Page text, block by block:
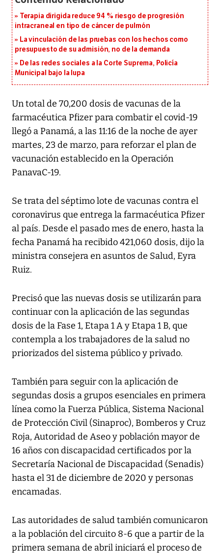
Terapia dirigida reduce 94 % riesgo de progresión
intracraneal en tipo de cáncer de pulmón
La vinculación de las pruebas con los hechos como
presupuesto de su admisión, no de la demanda
De las redes sociales a la Corte Suprema, Policía
Municipal bajo la lupa
Un total de 70,200 dosis de vacunas de la
farmacéutica Pfizer para combatir el covid-19
llegó a Panamá, a las 11:16 de la noche de ayer
martes, 23 de marzo, para reforzar el plan de
vacunación establecido en la Operación
PanavaC-19.
Se trata del séptimo lote de vacunas contra el
coronavirus que entrega la farmacéutica Pfizer
al país. Desde el pasado mes de enero, hasta la
fecha Panamá ha recibido 421,060 dosis, dijo la
ministra consejera en asuntos de Salud, Eyra
Ruiz.
Precisó que las nuevas dosis se utilizarán para
continuar con la aplicación de las segundas
dosis de la Fase 1, Etapa 1 A y Etapa 1 B, que
contempla a los trabajadores de la salud no
priorizados del sistema público y privado.
También para seguir con la aplicación de
segundas dosis a grupos esenciales en primera
línea como la Fuerza Pública, Sistema Nacional
de Protección Civil (Sinaproc), Bomberos y Cruz
Roja, Autoridad de Aseo y población mayor de
16 años con discapacidad certificados por la
Secretaría Nacional de Discapacidad (Senadis)
hasta el 31 de diciembre de 2020 y personas
encamadas.
Las autoridades de salud también comunicaron
a la población del circuito 8-6 que a partir de la
primera semana de abril iniciará el proceso de